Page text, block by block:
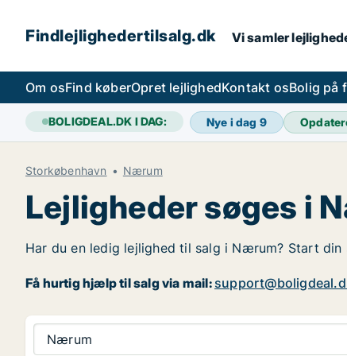
Findlejlighedertilsalg.dk Vi samler
Om osFind køberOpret lejlighedKontakt osBolig på
BOLIGDEAL.DK I DAG: Nye i dag 9
Storkøbenhavn Nærum
Lejligheder søges i
Har du en ledig lejlighed til salg i Nærum? Start
Få hurtig hjælp til salg via mail:
Nærum